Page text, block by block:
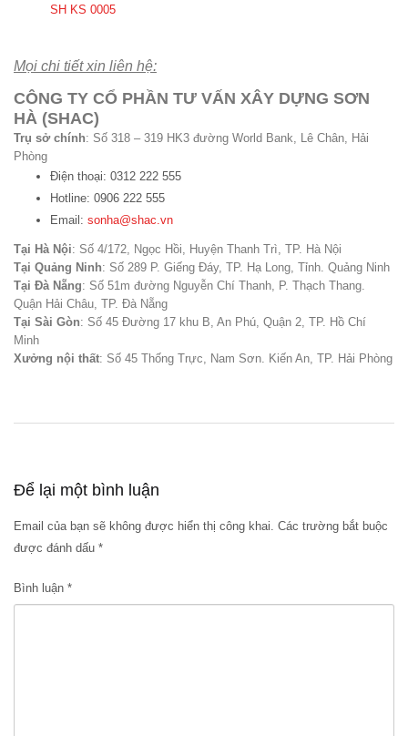
SH KS 0005
Mọi chi tiết xin liên hệ:
CÔNG TY CỔ PHẦN TƯ VẤN XÂY DỰNG SƠN
HÀ (SHAC)
Trụ sở chính: Số 318 – 319 HK3 đường World Bank, Lê Chân, Hải
Phòng
Điện thoại: 0312 222 555
Hotline: 0906 222 555
Email: sonha@shac.vn
Tại Hà Nội: Số 4/172, Ngọc Hồi, Huyện Thanh Trì, TP. Hà Nội
Tại Quảng Ninh: Số 289 P. Giếng Đáy, TP. Hạ Long, Tỉnh. Quảng Ninh
Tại Đà Nẵng: Số 51m đường Nguyễn Chí Thanh, P. Thạch Thang.
Quận Hải Châu, TP. Đà Nẵng
Tại Sài Gòn: Số 45 Đường 17 khu B, An Phú, Quận 2, TP. Hồ Chí
Minh
Xưởng nội thất: Số 45 Thống Trực, Nam Sơn. Kiến An, TP. Hải Phòng
Để lại một bình luận
Email của bạn sẽ không được hiển thị công khai. Các trường bắt buộc
được đánh dấu *
Bình luận *